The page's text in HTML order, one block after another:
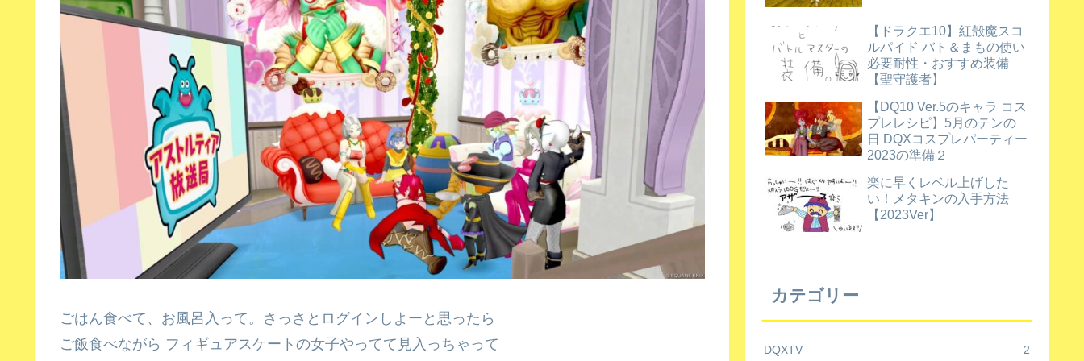
ごはん食べて、お風呂入って。さっさとログインしよーと思ったら
ご飯食べながら フィギュアスケートの女子やってて見入っちゃって
【ドラクエ10】紅殻魔スコ
ルパイド バト＆まもの使い
必要耐性・おすすめ装備
【聖守護者】
【DQ10 Ver.5のキャラ コス
プレレシピ】5月のテンの
日 DQXコスプレパーティー
2023の準備２
楽に早くレベル上げした
い！メタキンの入手方法
【2023Ver】
カテゴリー
DQXTV 2